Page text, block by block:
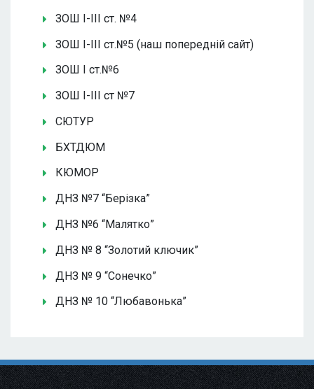
ЗОШ І-ІІІ ст. №4
ЗОШ І-ІІІ ст.№5 (наш попередній сайт)
ЗОШ І ст.№6
ЗОШ І-ІІІ ст №7
СЮТУР
БХТДЮМ
КЮМОР
ДНЗ №7 “Берізка”
ДНЗ №6 “Малятко”
ДНЗ № 8 “Золотий ключик”
ДНЗ № 9 “Сонечко”
ДНЗ № 10 “Любавонька”